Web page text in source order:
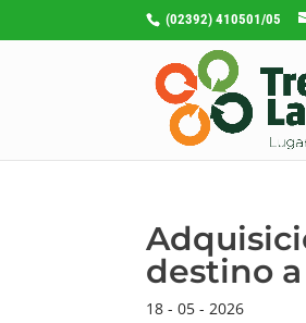
(02392) 410501/05
destino a
18 - 05 - 2026